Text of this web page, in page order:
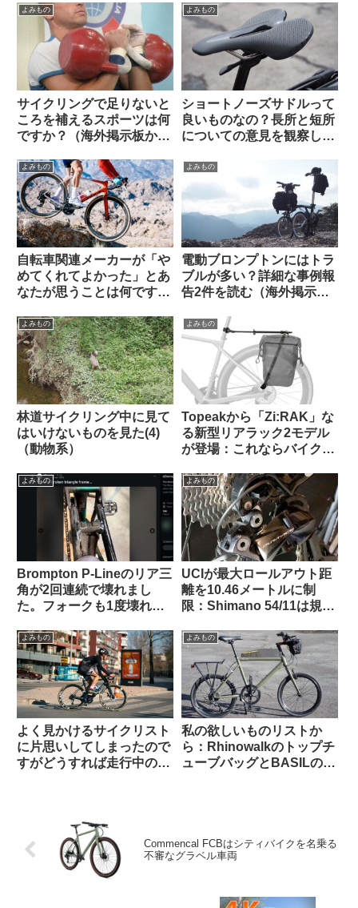
スレッドから）
ら）
よみもの
サイクリングで足りないと
ころを補えるスポーツは何
ですか？（海外掲示板か
よみもの
ショートノーズサドルって
良いものなの？長所と短所
についての意見を観察して
よみもの
自転車関連メーカーが「や
めてくれてよかった」とあ
なたが思うことは何ですか
よみもの
電動ブロンプトンにはトラ
ブルが多い？詳細な事例報
告2件を読む（海外掲示板
よみもの
林道サイクリング中に見て
はいけないものを見た(4)
（動物系）
よみもの
Topeakから「Zi:RAK」な
る新型リアラック2モデル
が登場：これならバイクパ
らも納得？
よみもの
Brompton P-Lineのリア三
角が2回連続で壊れまし
た。フォークも1度壊れま
か？】（海外掲示板から）
よみもの
UCIが最大ロールアウト距
離を10.46メートルに制
限：Shimano 54/11は規定
違反にーー海外掲示板での
意見を観察
よみもの
よく見かけるサイクリスト
に片思いしてしまったので
すがどうすれば走行中の彼
よみもの
私の欲しいものリストか
ら：Rhinowalkのトップチ
ューブバッグとBASILのポ
Commencal FCBはシティバイクを名乗る
不審なグラベル車両